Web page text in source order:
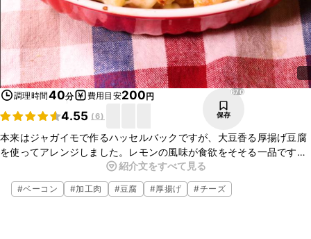
調理時間40分 費用目安200円
4.55 (6)
670
保存
本来はジャガイモで作るハッセルバックですが、大豆香る厚揚げ豆腐
を使ってアレンジしました。レモンの風味が食欲をそそる一品です。
ベーコンの他にもハムなどを挟んでも美味しいので、自分好みのハッ
セルバックを是非作ってみてくださいね！
紹介文をすべて見る
#ベーコン #加工肉 #豆腐 #厚揚げ #チーズ